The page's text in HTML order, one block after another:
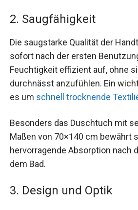
2. Saugfähigkeit
Die saugstarke Qualität der
sofort nach der ersten
Feuchtigkeit effizient auf, ohne
durchnässt anzufühlen. Ein
es um schnell trocknende
Besonders das Duschtuch mit
Maßen von 70×140 cm bewährt
hervorragende Absorption nach
dem Bad.
3. Design und Optik